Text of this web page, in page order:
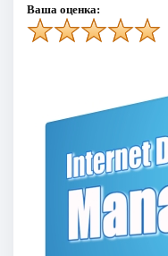
Ваша оценка: